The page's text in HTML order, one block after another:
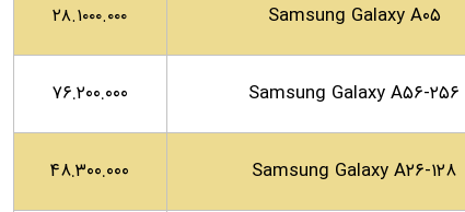
۲۸.۱۰۰۰.۰۰۰ Samsung Galaxy A۰۵
۷۶.۲۰۰.۰۰۰ Samsung Galaxy A۵۶-۲۵۶
۴۸.۳۰۰.۰۰۰ Samsung Galaxy A۲۶-۱۲۸